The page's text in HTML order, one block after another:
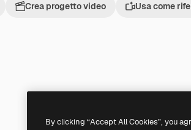
Crea progetto video Usa come
By clicking “Accept All Cookies”, you